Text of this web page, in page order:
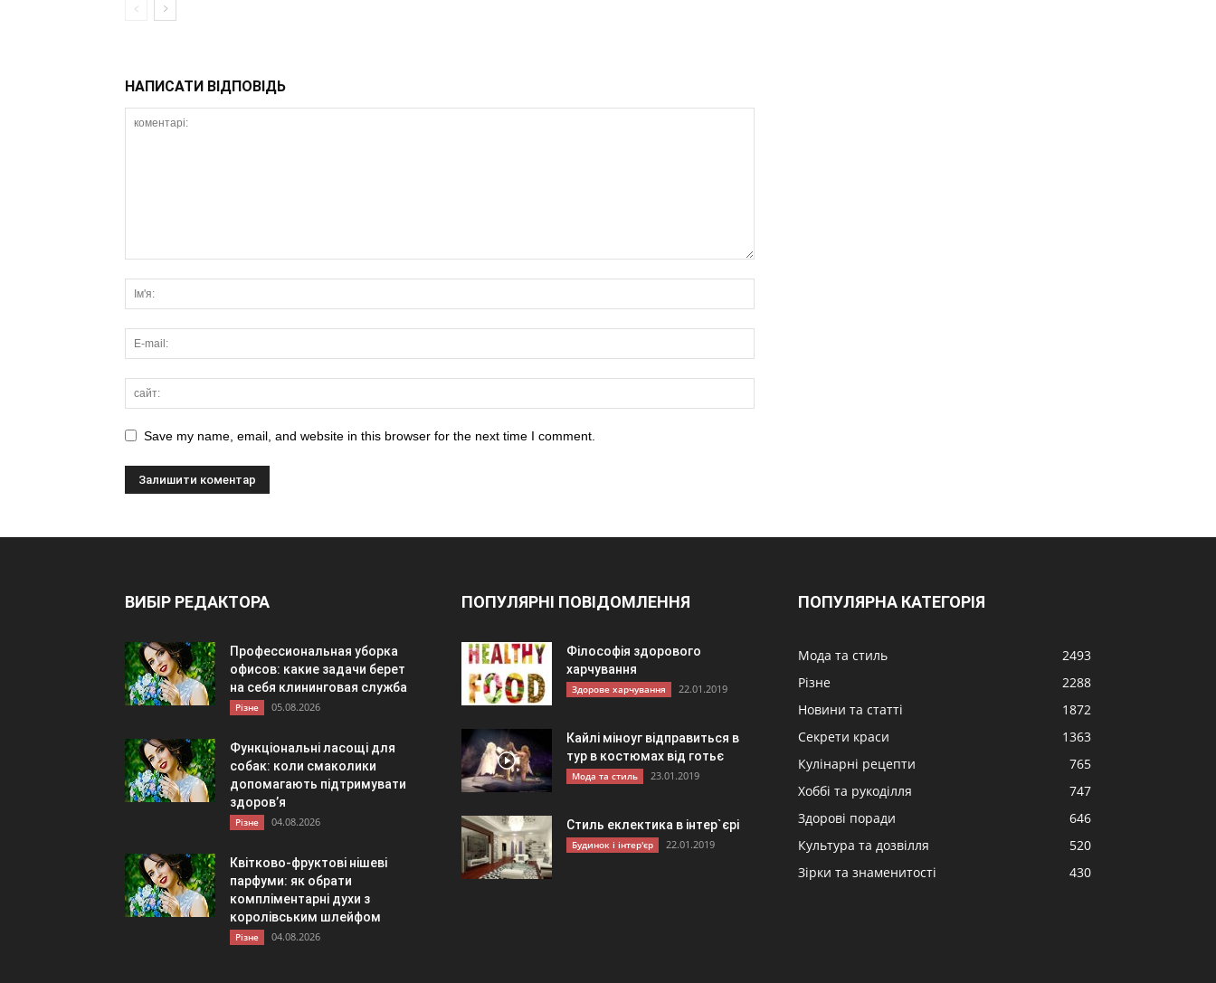
НАПИСАТИ ВІДПОВІДЬ
Save my name, email, and website in this browser for the next time I comment.
ВИБІР РЕДАКТОРА
Профессиональная уборка
офисов: какие задачи берет
на себя клининговая служба
Різне 05.08.2026
Функціональні ласощі для
собак: коли смаколики
допомагають підтримувати
здоров’я
Різне 04.08.2026
Квітково-фруктові нішеві
парфуми: як обрати
компліментарні духи з
королівським шлейфом
Різне 04.08.2026
ПОПУЛЯРНІ ПОВІДОМЛЕННЯ
Філософія здорового
харчування
Здорове харчування 22.01.2019
Кайлі міноуг відправиться в
тур в костюмах від готьє
Мода та стиль 23.01.2019
Стиль еклектика в інтер`єрі
Будинок і інтер'єр 22.01.2019
ПОПУЛЯРНА КАТЕГОРІЯ
Мода та стиль
2493
Різне
2288
Новини та статті
1872
Секрети краси
1363
Кулінарні рецепти
765
Хоббі та рукоділля
747
Здорові поради
646
Культура та дозвілля
520
Зірки та знаменитості
430